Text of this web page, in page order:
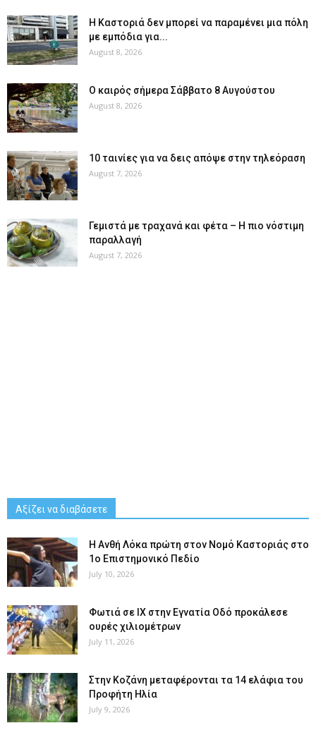
Η Καστοριά δεν μπορεί να παραμένει μια πόλη
με εμπόδια για...
August 8, 2026
Ο καιρός σήμερα Σάββατο 8 Αυγούστου
August 8, 2026
10 ταινίες για να δεις απόψε στην τηλεόραση
August 7, 2026
Γεμιστά με τραχανά και φέτα – Η πιο νόστιμη
παραλλαγή
August 7, 2026
Αξίζει να διαβάσετε
Η Ανθή Λόκα πρώτη στον Νομό Καστοριάς στο
1ο Επιστημονικό Πεδίο
July 10, 2026
Φωτιά σε ΙΧ στην Εγνατία Οδό προκάλεσε
ουρές χιλιομέτρων
July 11, 2026
Στην Κοζάνη μεταφέρονται τα 14 ελάφια του
Προφήτη Ηλία
July 9, 2026